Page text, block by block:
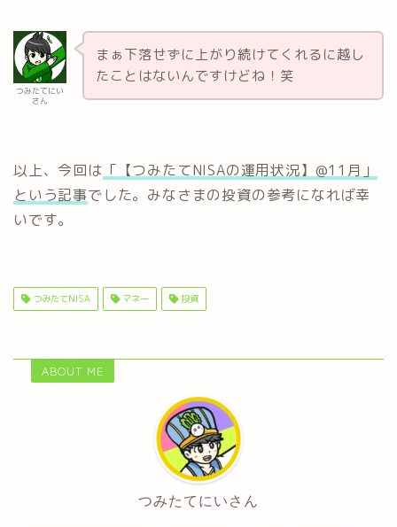
つみたてにい
さん
まぁ下落せずに上がり続けてくれるに越し
たことはないんですけどね！笑
以上、今回は 「【つみたてNISAの運用状況】@11月」
という記事でした。みなさまの投資の参考になれば幸
いです。
つみたてNISA マネー 投資
ABOUT ME
つみたてにいさん